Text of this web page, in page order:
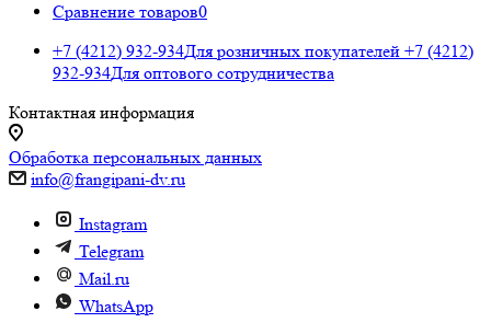
Сравнение товаров0
+7 (4212) 932-934Для розничных покупателей +7 (4212)
932-934Для оптового сотрудничества
Контактная информация
Обработка персональных данных
info@frangipani-dv.ru
Instagram
Telegram
Mail.ru
WhatsApp